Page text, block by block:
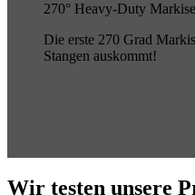
270° Heavy-Duty
Die erste 270 Grad
Stangen auskommt!
Wir testen unsere